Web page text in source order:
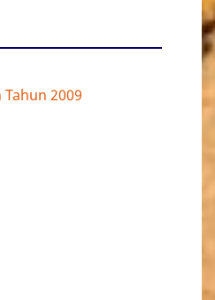
Tahun 2009